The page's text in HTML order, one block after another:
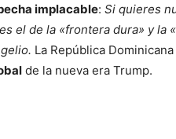
implacable: Si quieres
el de la «frontera dura» y la
La República
de la nueva era Trump.